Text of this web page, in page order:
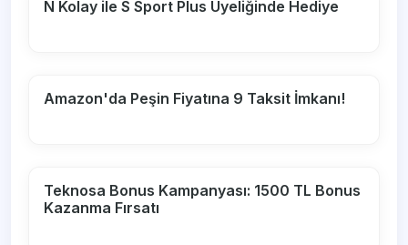
N Kolay ile S Sport Plus Üyeliğinde Hediye
Amazon'da Peşin Fiyatına 9 Taksit İmkanı!
Teknosa Bonus Kampanyası: 1500 TL Bonus
Kazanma Fırsatı